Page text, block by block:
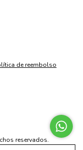
de reembolso
reservados.